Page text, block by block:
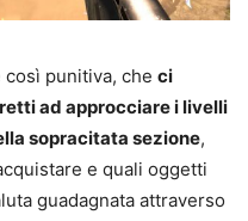
punitiva, che ci
ad approcciare i livelli
sopracitata sezione,
e quali oggetti
guadagnata attraverso